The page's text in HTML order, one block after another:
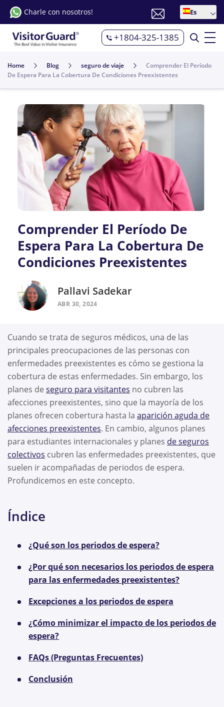
Charle con nosotros! Es
+1804-325-1385
Home Blog seguro de viaje
Comprender El Período
De Espera Para La Cobertura De Condiciones Preexistentes
Comprender El Período De
Espera Para La Cobertura De
Condiciones Preexistentes
Pallavi Sadekar
ABR 30, 2024
Cuando se trata de seguros médicos, una de las
principales preocupaciones de las personas con
enfermedades preexistentes es cómo se gestiona la
cobertura de estas enfermedades. Sin embargo, los
planes de seguro para visitantes no cubren las
afecciones preexistentes, sino que la mayoría de los
planes ofrecen cobertura hasta la aparición aguda de
afecciones preexistentes. En cambio, algunos planes
para estudiantes internacionales y planes de seguros
colectivos cubren las enfermedades preexistentes, que
suelen ir acompañadas de periodos de espera.
Profundicemos en este concepto.
Índice
¿Qué son los periodos de espera?
¿Por qué son necesarios los periodos de espera
para las enfermedades preexistentes?
Excepciones a los periodos de espera
¿Cómo minimizar el impacto de los periodos de
espera?
FAQs (Preguntas Frecuentes)
Conclusión